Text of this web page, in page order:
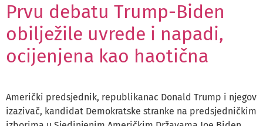
Prvu debatu Trump-Biden
obilježile uvrede i napadi,
ocijenjena kao haotična
Američki predsjednik, republikanac Donald Trump i njegov
izazivač, kandidat Demokratske stranke na predsjedničkim